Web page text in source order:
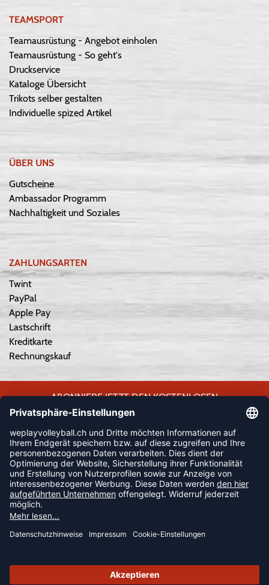
TEAMSPORT
Teamausrüstung - Angebot einholen
Teamausrüstung - So geht's
Druckservice
Kataloge Übersicht
Trikots selber gestalten
Individuelle spized Artikel
ÜBER UNS
Gutscheine
Ambassador Programm
Nachhaltigkeit und Soziales
ZAHLUNGSARTEN
Twint
PayPal
Apple Pay
Lastschrift
Kreditkarte
Rechnungskauf
ABONNIERE JETZT DEN KOSTENLOSEN
WEPLAYVOLLEYBALL-NEWSLETTER UND VERPASSE KEINE
JETZT ANMELDEN
FOLLOW US